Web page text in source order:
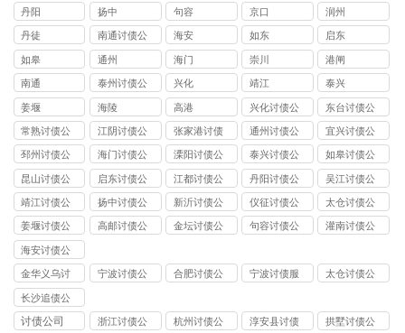
司
丹阳 扬中 句容 京口 润州
丹徒
南通讨债公
司
海安 如东 启东
如皋 通州 海门 崇川 港闸
南通
泰州讨债公
司
兴化 靖江 泰兴
姜堰 海陵 高港
兴化讨债公
司
东台讨债公
司
常熟讨债公
司
江阴讨债公
司
张家港讨债
公司
通州讨债公
司
宜兴讨债公
司
邳州讨债公
司
海门讨债公
司
溧阳讨债公
司
泰兴讨债公
司
如皋讨债公
司
昆山讨债公
司
启东讨债公
司
江都讨债公
司
丹阳讨债公
司
吴江讨债公
司
靖江讨债公
司
扬中讨债公
司
新沂讨债公
司
仪征讨债公
司
太仓讨债公
司
姜堰讨债公
司
高邮讨债公
金坛讨债公
句容讨债公
灌南讨债公
海安讨债公
司
金华义乌讨
债公司
宁波讨债公
合肥讨债公
宁波讨债服
太仓讨债公
长沙追债公
司
讨债公司
浙江讨债公
杭州讨债公
淳安县讨债
拱墅讨债公